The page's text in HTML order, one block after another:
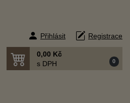
Přihlásit Registrace
0,00 Kč
s DPH
0